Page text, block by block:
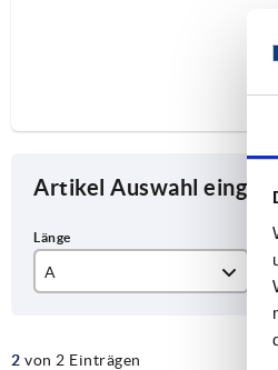
Artikel Auswahl
A
30
2 von 2 Einträgen